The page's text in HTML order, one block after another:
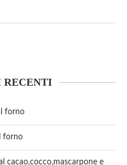
RECENTI
forno
forno
cacao,cocco,mascarpone e